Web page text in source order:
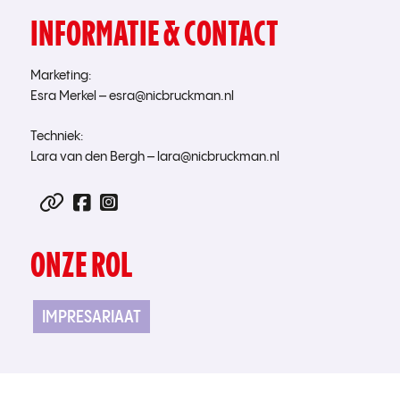
INFORMATIE & CONTACT
Marketing:
Esra Merkel – esra@nicbruckman.nl
Techniek:
Lara van den Bergh – l ara@nicbruckman.nl
ONZE ROL
IMPRESARIAAT